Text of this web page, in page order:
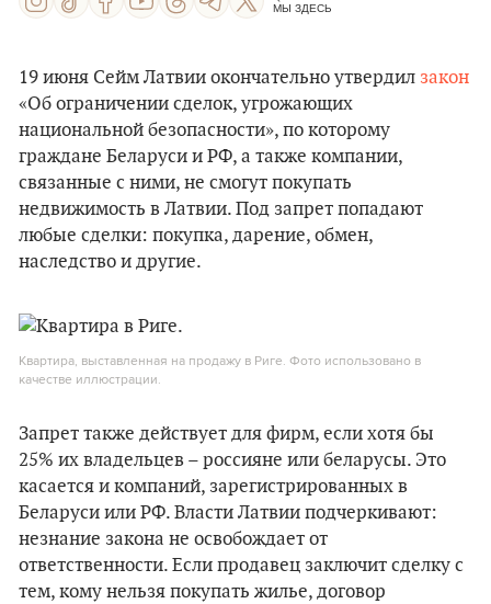
МЫ ЗДЕСЬ
19 июня Сейм Латвии окончательно утвердил закон
«Об ограничении сделок, угрожающих
национальной безопасности», по которому
граждане Беларуси и РФ, а также компании,
связанные с ними, не смогут покупать
недвижимость в Латвии. Под запрет попадают
любые сделки: покупка, дарение, обмен,
наследство и другие.
Квартира, выставленная на продажу в Риге. Фото использовано в
качестве иллюстрации.
Запрет также действует для фирм, если хотя бы
25% их владельцев – россияне или беларусы. Это
касается и компаний, зарегистрированных в
Беларуси или РФ. Власти Латвии подчеркивают:
незнание закона не освобождает от
ответственности. Если продавец заключит сделку с
тем, кому нельзя покупать жилье, договор